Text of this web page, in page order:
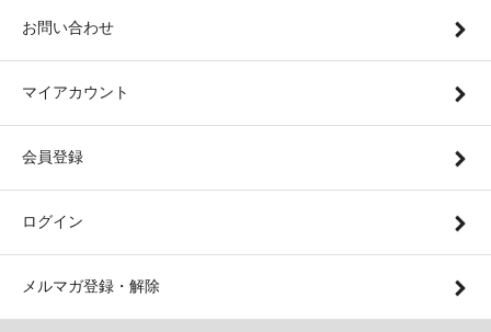
お問い合わせ
マイアカウント
会員登録
ログイン
メルマガ登録・解除